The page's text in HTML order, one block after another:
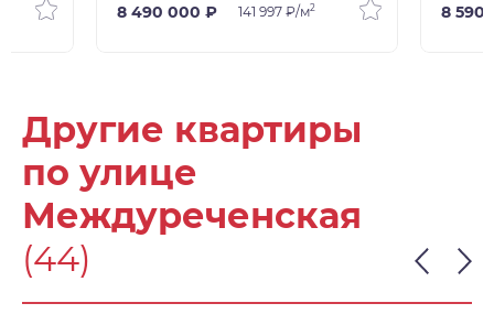
8 490 000 ₽
141 997 ₽/м2
8 590
Другие квартиры
по улице
Междуреченская
(44)